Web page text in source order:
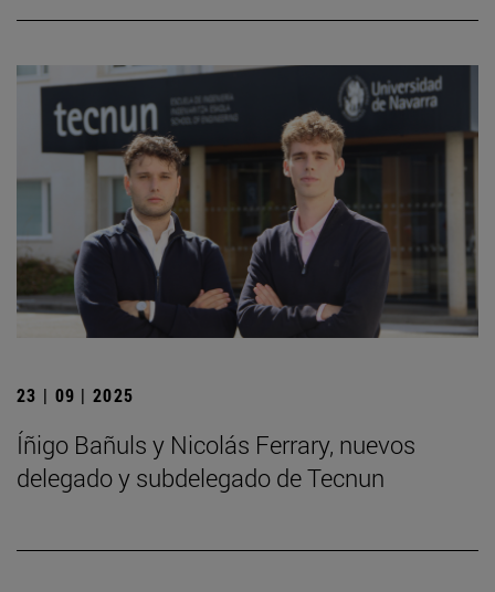
23 | 09 | 2025
Íñigo Bañuls y Nicolás Ferrary, nuevos
delegado y subdelegado de Tecnun